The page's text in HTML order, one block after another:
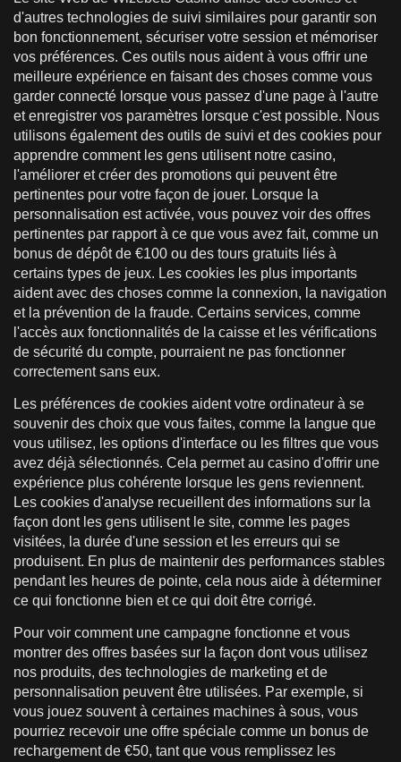
d'autres technologies de suivi similaires pour garantir son
bon fonctionnement, sécuriser votre session et mémoriser
vos préférences. Ces outils nous aident à vous offrir une
meilleure expérience en faisant des choses comme vous
garder connecté lorsque vous passez d'une page à l'autre
et enregistrer vos paramètres lorsque c'est possible. Nous
utilisons également des outils de suivi et des cookies pour
apprendre comment les gens utilisent notre casino,
l'améliorer et créer des promotions qui peuvent être
pertinentes pour votre façon de jouer. Lorsque la
personnalisation est activée, vous pouvez voir des offres
pertinentes par rapport à ce que vous avez fait, comme un
bonus de dépôt de €100 ou des tours gratuits liés à
certains types de jeux. Les cookies les plus importants
aident avec des choses comme la connexion, la navigation
et la prévention de la fraude. Certains services, comme
l'accès aux fonctionnalités de la caisse et les vérifications
de sécurité du compte, pourraient ne pas fonctionner
correctement sans eux.
Les préférences de cookies aident votre ordinateur à se
souvenir des choix que vous faites, comme la langue que
vous utilisez, les options d'interface ou les filtres que vous
avez déjà sélectionnés. Cela permet au casino d'offrir une
expérience plus cohérente lorsque les gens reviennent.
Les cookies d'analyse recueillent des informations sur la
façon dont les gens utilisent le site, comme les pages
visitées, la durée d'une session et les erreurs qui se
produisent. En plus de maintenir des performances stables
pendant les heures de pointe, cela nous aide à déterminer
ce qui fonctionne bien et ce qui doit être corrigé.
Pour voir comment une campagne fonctionne et vous
montrer des offres basées sur la façon dont vous utilisez
nos produits, des technologies de marketing et de
personnalisation peuvent être utilisées. Par exemple, si
vous jouez souvent à certaines machines à sous, vous
pourriez recevoir une offre spéciale comme un bonus de
rechargement de €50, tant que vous remplissez les